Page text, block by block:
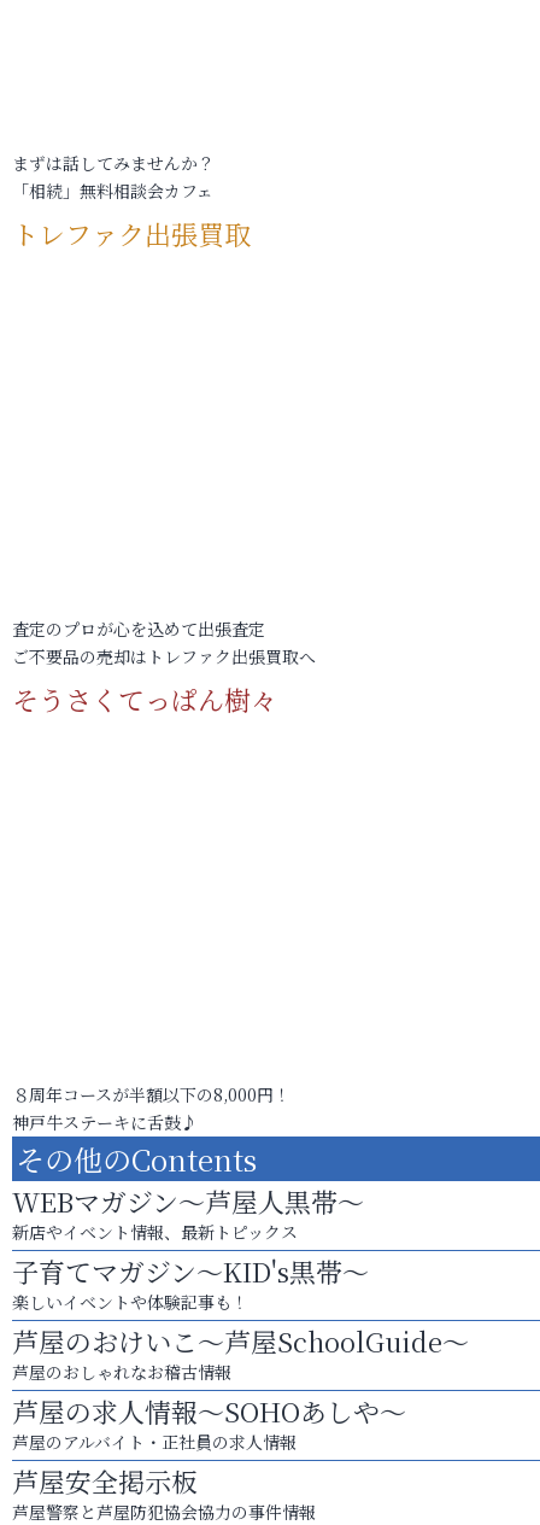
まずは話してみませんか？
「相続」無料相談会カフェ
トレファク出張買取
査定のプロが心を込めて出張査定
ご不要品の売却はトレファク出張買取へ
そうさくてっぱん樹々
８周年コースが半額以下の8,000円！
神戸牛ステーキに舌鼓♪
その他のContents
WEBマガジン～芦屋人黒帯～
新店やイベント情報、最新トピックス
子育てマガジン～KID's黒帯～
楽しいイベントや体験記事も！
芦屋のおけいこ～芦屋SchoolGuide～
芦屋のおしゃれなお稽古情報
芦屋の求人情報～SOHOあしや～
芦屋のアルバイト・正社員の求人情報
芦屋安全掲示板
芦屋警察と芦屋防犯協会協力の事件情報